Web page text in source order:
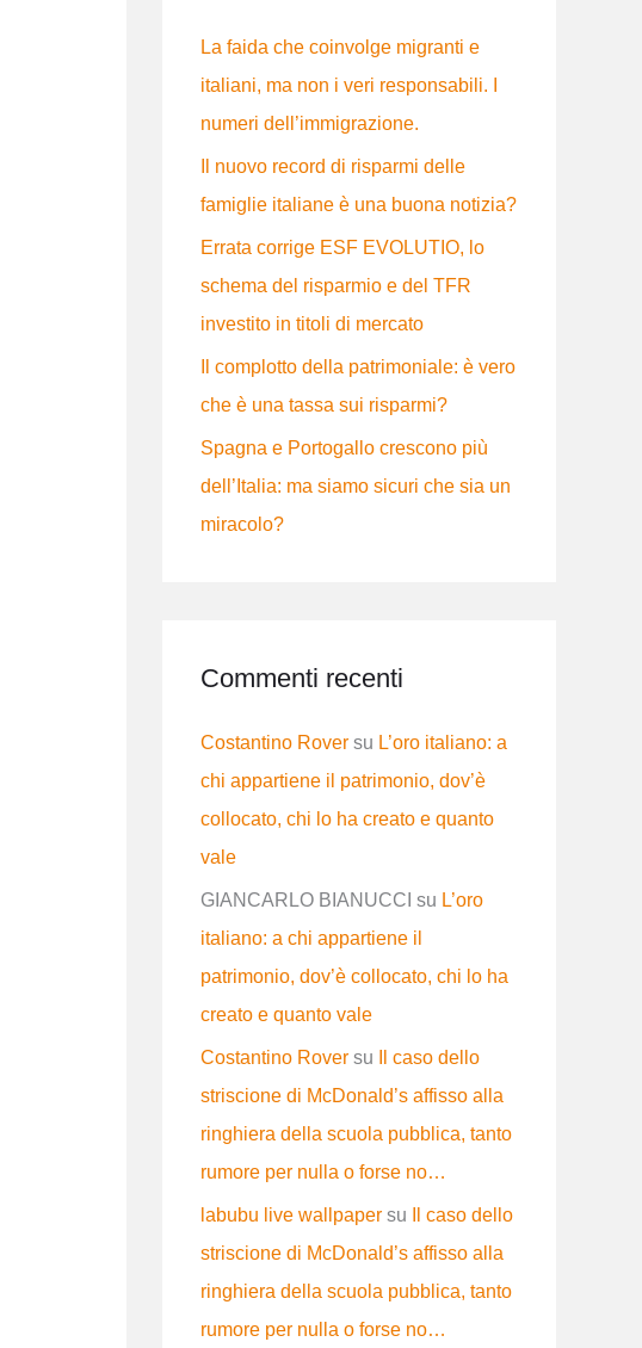
La faida che coinvolge migranti e
italiani, ma non i veri responsabili. I
numeri dell’immigrazione.
Il nuovo record di risparmi delle
famiglie italiane è una buona notizia?
Errata corrige ESF EVOLUTIO, lo
schema del risparmio e del TFR
investito in titoli di mercato
Il complotto della patrimoniale: è vero
che è una tassa sui risparmi?
Spagna e Portogallo crescono più
dell’Italia: ma siamo sicuri che sia un
miracolo?
Commenti recenti
Costantino Rover su L’oro italiano: a
chi appartiene il patrimonio, dov’è
collocato, chi lo ha creato e quanto
vale
GIANCARLO BIANUCCI su L’oro
italiano: a chi appartiene il
patrimonio, dov’è collocato, chi lo ha
creato e quanto vale
Costantino Rover su
Il caso dello
striscione di McDonald’s affisso alla
ringhiera della scuola pubblica, tanto
rumore per nulla o forse no…
labubu live wallpaper su
Il caso dello
striscione di McDonald’s affisso alla
ringhiera della scuola pubblica, tanto
rumore per nulla o forse no…